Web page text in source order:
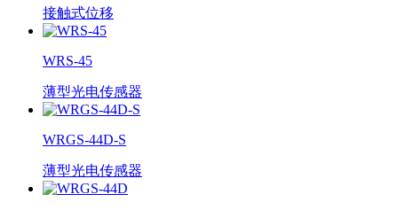
接触式位移
WRS-45
薄型光电传感器
WRGS-44D-S
薄型光电传感器